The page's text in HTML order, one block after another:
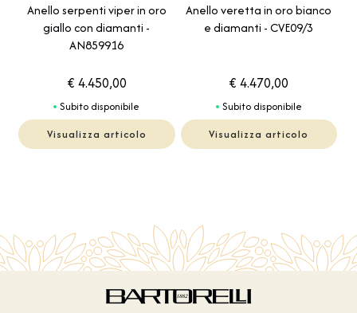
Anello serpenti viper in oro
giallo con diamanti -
AN859916
€ 4.450,00
Subito disponibile
Visualizza articolo
Anello veretta in oro bianco
e diamanti - CVE09/3
€ 4.470,00
Subito disponibile
Visualizza articolo